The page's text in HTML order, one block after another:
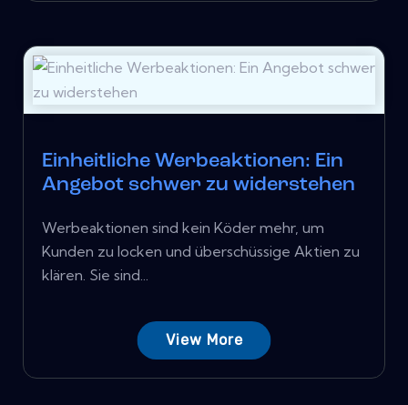
Einheitliche Werbeaktionen: Ein
Angebot schwer zu widerstehen
Werbeaktionen sind kein Köder mehr, um
Kunden zu locken und überschüssige Aktien zu
klären. Sie sind...
View More